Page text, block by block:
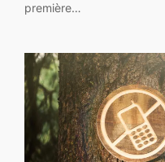
première…